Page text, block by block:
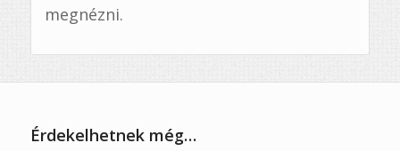
megnézni.
Érdekelhetnek még…